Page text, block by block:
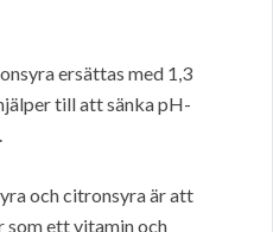
ersättas med 1,3
till att sänka pH-
och citronsyra är att
som ett vitamin och